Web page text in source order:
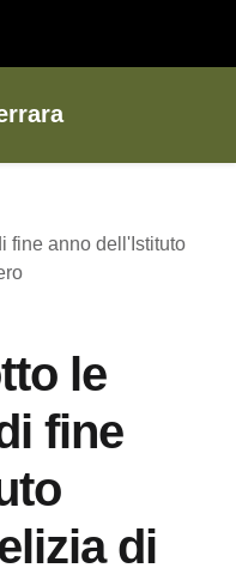
fine anno dell'Istituto
le
fine
di